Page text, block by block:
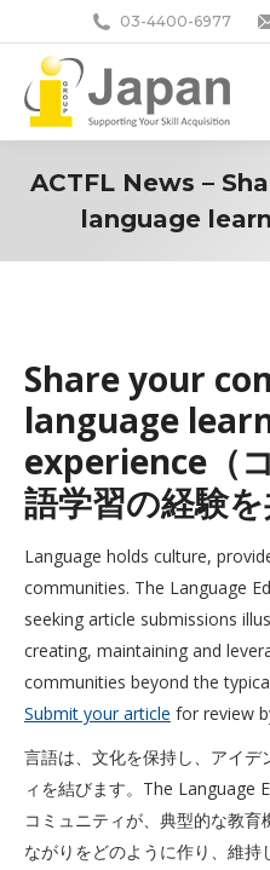
03-4400-6977
ACTFL News –
language
Share your
language
experience（
語学習の経験を
Language holds culture,
communities. The Language
seeking article submissions
creating, maintaining and
communities beyond the
Submit your article for review
言語は、文化を保持し、アイ
ィを結びます。The Language
コミュニティが、典型的な教
ながりをどのように作り、維